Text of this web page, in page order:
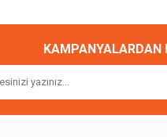
KAMPANYALARDAN